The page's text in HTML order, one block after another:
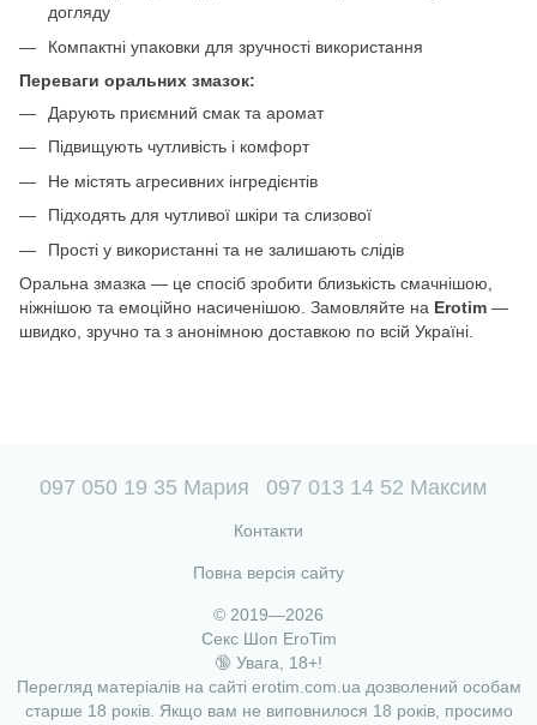
догляду
Компактні упаковки для зручності використання
Переваги оральних змазок:
Дарують приємний смак та аромат
Підвищують чутливість і комфорт
Не містять агресивних інгредієнтів
Підходять для чутливої шкіри та слизової
Прості у використанні та не залишають слідів
Оральна змазка — це спосіб зробити близькість смачнішою,
ніжнішою та емоційно насиченішою. Замовляйте на Erotim —
швидко, зручно та з анонімною доставкою по всій Україні.
097 050 19 35 Мария 097 013 14 52 Максим
Контакти
Повна версія сайту
© 2019—2026
Секс Шоп EroTim
🔞 Увага, 18+!
Перегляд матеріалів на сайті erotim.com.ua дозволений особам
старше 18 років. Якщо вам не виповнилося 18 років, просимо